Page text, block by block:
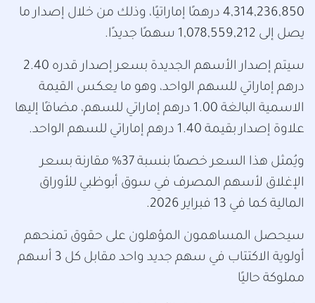
4,314,236,850 درهمًا إماراتيًا، وذلك من خلال إصدار ما
يصل إلى 1,078,559,212 سهمًا جديدًا.
سيتم إصدار الأسهم الجديدة بسعر إصدار قدره 2.40
درهم إماراتي للسهم الواحد، وهو ما يعكس القيمة
الاسمية البالغة 1.00 درهم إماراتي للسهم، مضافًا إليها
علاوة إصدار بقيمة 1.40 درهم إماراتي للسهم الواحد.
ويُمثل هذا السعر خصمًا بنسبة 37% مقارنة بسعر
الإغلاق لأسهم المصرف في سوق أبوظبي للأوراق
المالية كما في 13 فبراير 2026.
سيحصل المساهمون المؤهلون على حقوق تمنحهم
أولوية الاكتتاب في سهم جديد واحد مقابل كل 3 أسهم
مملوكة حاليًا